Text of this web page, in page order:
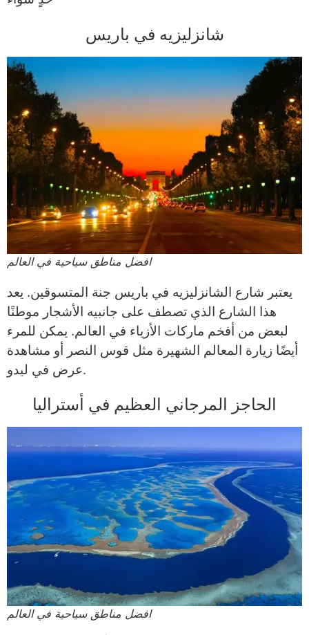
شانزليزيه في باريس
افضل مناطق سياحية في العالم
يعتبر شارع الشانزليزيه في باريس جنة المتسوقين. يعد
هذا الشارع الذي تصطف على جانبيه الأشجار موطنًا
لبعض من أفخم ماركات الأزياء في العالم. يمكن للمرء
أيضًا زيارة المعالم الشهيرة مثل قوس النصر أو مشاهدة
عرض في ليدو.
الحاجز المرجاني العظيم في أستراليا
افضل مناطق سياحية في العالم